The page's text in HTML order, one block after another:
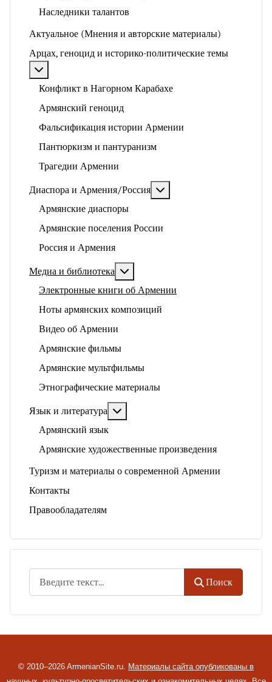
Наследники талантов
Актуальное (Мнения и авторские материалы)
Арцах, геноцид и историко-политические темы
Конфликт в Нагорном Карабахе
Армянский геноцид
Фальсификация истории Армении
Пантюркизм и пантуранизм
Трагедии Армении
Диаспора и Армения/Россия
Армянские диаспоры
Армянские поселения России
Россия и Армения
Медиа и библиотека
Электронные книги об Армении
Ноты армянских композиций
Видео об Армении
Армянские фильмы
Армянские мультфильмы
Этнографические материалы
Язык и литература
Армянский язык
Армянские художественные произведения
Туризм и материалы о современной Армении
Контакты
Правообладателям
Поиск
© 2010–2026 ArmenianSite.ru. Материалы сайта опубликованы в